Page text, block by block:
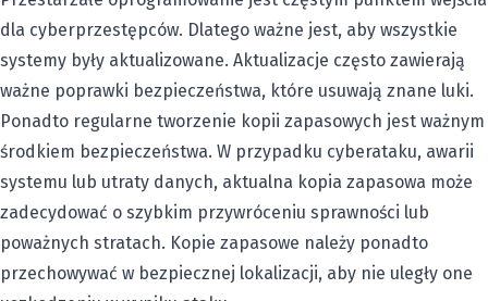
dla cyberprzestępców. Dlatego ważne jest, aby wszystkie
systemy były aktualizowane. Aktualizacje często zawierają
ważne poprawki bezpieczeństwa, które usuwają znane luki.
Ponadto regularne tworzenie kopii zapasowych jest ważnym
środkiem bezpieczeństwa. W przypadku cyberataku, awarii
systemu lub utraty danych, aktualna kopia zapasowa może
zadecydować o szybkim przywróceniu sprawności lub
poważnych stratach. Kopie zapasowe należy ponadto
przechowywać w bezpiecznej lokalizacji, aby nie uległy one